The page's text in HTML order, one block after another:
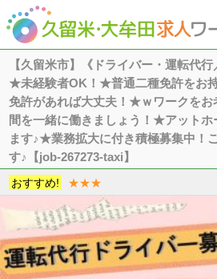
【久留米市】《ドライバー・運転代行
★未経験者OK！★普通二種免許をお
免許があれば大丈夫！★ｗワークをお
間を一緒に働きましょう！★アットホ
ます♪★業務拡大に付き積極募集中！
す♪【job-267273-taxi】
おすすめ! ★★★